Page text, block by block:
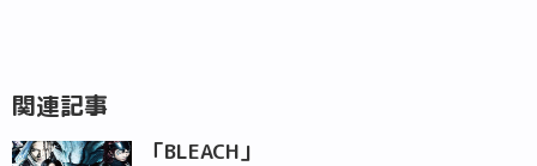
関連記事
「BLEACH」